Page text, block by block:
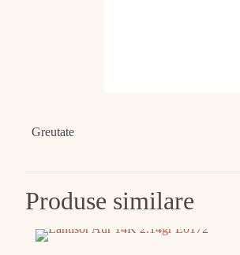
Greutate
Produse similare